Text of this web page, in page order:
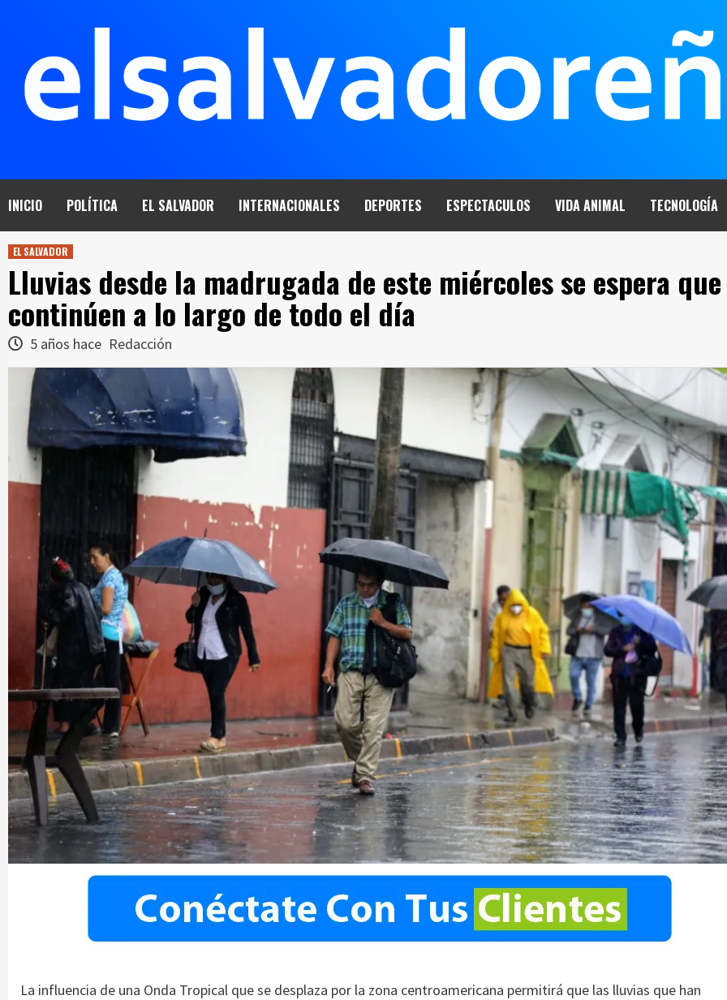
INICIO POLÍTICA EL SALVADOR INTERNACIONALES DEPORTES ESPECTACULOS VIDA ANIMAL TECNOLOGÍA
EL SALVADOR
Lluvias desde la madrugada de este miércoles se espera que
continúen a lo largo de todo el día
5 años hace Redacción
La influencia de una Onda Tropical que se desplaza por la zona centroamericana permitirá que las lluvias que han